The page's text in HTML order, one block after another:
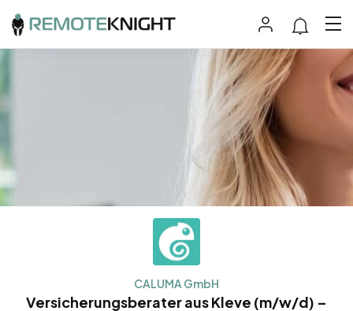
CALUMA GmbH
Versicherungsberater aus Kleve (m/w/d) –